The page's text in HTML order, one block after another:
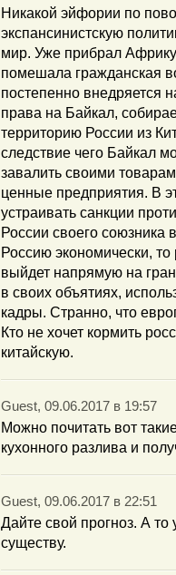
Никакой эйфории по
экспансинистскую
мир. Уже прибрал
помешала гражданская
постепенно внедряется
права на Байкал,
территорию России из
следствие чего Байкал
завалить своими
ценные предприятия. В
устраивать санкции
России своего
Россию экономически, то
выйдет напрямую на
в своих объятиях,
кадры. Странно, что
Кто не хочет кормить
китайскую.
Guest, 09.06.2017 в 19:57
Можно почитать вот
кухонного разлива и
Guest, 09.06.2017 в 22:51
Дайте свой прогноз. А
существу.